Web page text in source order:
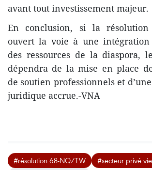
avant tout investissement majeur.
​En conclusion, si la résolution
ouvert la voie à une intégration
des ressources de la diaspora,
dépendra de la mise en place
de soutien professionnels et
juridique accrue.-VNA
#résolution 68-NQ/TW
#secteur privé